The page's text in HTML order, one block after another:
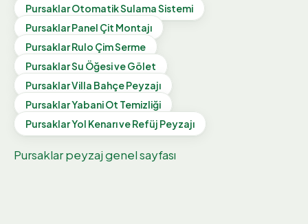
PursaklarOtomatik Sulama Sistemi
PursaklarPanel Çit Montajı
PursaklarRulo Çim Serme
PursaklarSu Öğesi ve Gölet
PursaklarVilla Bahçe Peyzajı
PursaklarYabani Ot Temizliği
PursaklarYol Kenarı ve Refüj Peyzajı
Pursaklarpeyzaj genel sayfası